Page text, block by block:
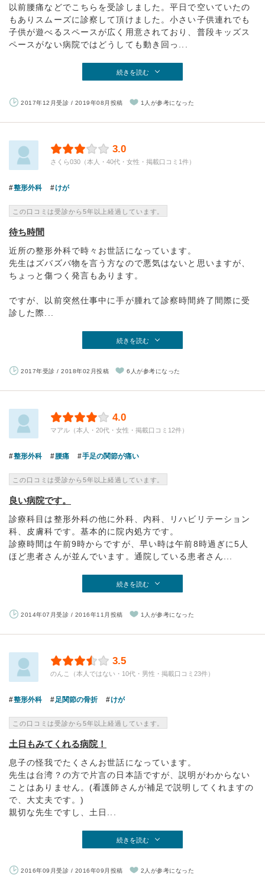
以前腰痛などでこちらを受診しました。平日で空いていたの
もありスムーズに診察して頂けました。小さい子供連れでも
子供が遊べるスペースが広く用意されており、普段キッズス
ペースがない病院ではどうしても動き回っ...
続きを読む
2017年12月受診 / 2019年08月投稿 1人が参考になった
3.0
さくら030（本人・40代・女性・掲載口コミ1件）
整形外科 けが
この口コミは受診から5年以上経過しています。
待ち時間
近所の整形外科で時々お世話になっています。
先生はズバズバ物を言う方なので悪気はないと思いますが、
ちょっと傷つく発言もあります。
ですが、以前突然仕事中に手が腫れて診察時間終了間際に受
診した際...
続きを読む
2017年受診 / 2018年02月投稿 6人が参考になった
4.0
マアル（本人・20代・女性・掲載口コミ12件）
整形外科 腰痛 手足の関節が痛い
この口コミは受診から5年以上経過しています。
良い病院です。
診療科目は整形外科の他に外科、内科、リハビリテーション
科、皮膚科です。基本的に院内処方です。
診療時間は午前9時からですが、早い時は午前8時過ぎに5人
ほど患者さんが並んでいます。通院している患者さん...
続きを読む
2014年07月受診 / 2016年11月投稿 1人が参考になった
3.5
のんこ（本人ではない・10代・男性・掲載口コミ23件）
整形外科 足関節の骨折 けが
この口コミは受診から5年以上経過しています。
土日もみてくれる病院！
息子の怪我でたくさんお世話になっています。
先生は台湾？の方で片言の日本語ですが、説明がわからない
ことはありません。(看護師さんが補足で説明してくれますの
で、大丈夫です。)
親切な先生ですし、土日...
続きを読む
2016年09月受診 / 2016年09月投稿 2人が参考になった